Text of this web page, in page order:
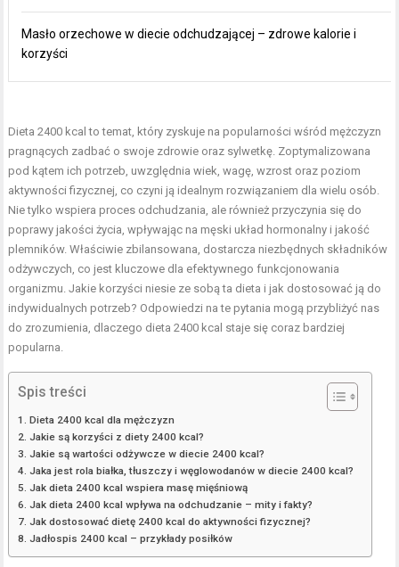
Masło orzechowe w diecie odchudzającej – zdrowe kalorie i
korzyści
Dieta 2400 kcal to temat, który zyskuje na popularności wśród mężczyzn
pragnących zadbać o swoje zdrowie oraz sylwetkę. Zoptymalizowana
pod kątem ich potrzeb, uwzględnia wiek, wagę, wzrost oraz poziom
aktywności fizycznej, co czyni ją idealnym rozwiązaniem dla wielu osób.
Nie tylko wspiera proces odchudzania, ale również przyczynia się do
poprawy jakości życia, wpływając na męski układ hormonalny i jakość
plemników. Właściwie zbilansowana, dostarcza niezbędnych składników
odżywczych, co jest kluczowe dla efektywnego funkcjonowania
organizmu. Jakie korzyści niesie ze sobą ta dieta i jak dostosować ją do
indywidualnych potrzeb? Odpowiedzi na te pytania mogą przybliżyć nas
do zrozumienia, dlaczego dieta 2400 kcal staje się coraz bardziej
popularna.
Spis treści
Dieta 2400 kcal dla mężczyzn
Jakie są korzyści z diety 2400 kcal?
Jakie są wartości odżywcze w diecie 2400 kcal?
Jaka jest rola białka, tłuszczy i węglowodanów w diecie 2400 kcal?
Jak dieta 2400 kcal wspiera masę mięśniową
Jak dieta 2400 kcal wpływa na odchudzanie – mity i fakty?
Jak dostosować dietę 2400 kcal do aktywności fizycznej?
Jadłospis 2400 kcal – przykłady posiłków